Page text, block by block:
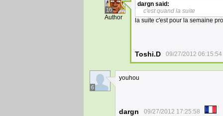
10
Author
dargn said:
c'est quand la suite
la suite c'est pour la semaine
Toshi.D 09/27/2012 06:15:54
6
youhou
dargn 09/27/2012 17:25:58